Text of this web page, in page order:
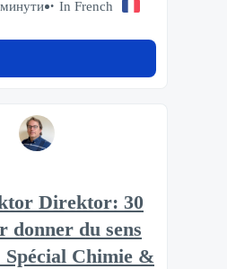
In French
Direktor: 30
donner du sens
Spécial Chimie &